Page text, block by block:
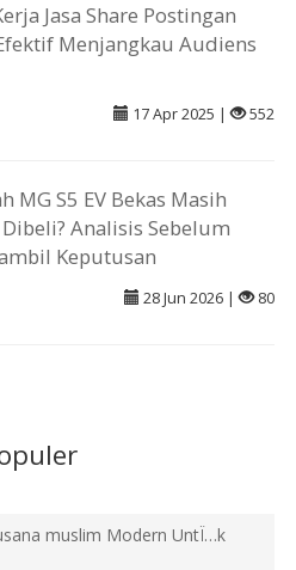
Jasa Share Postingan
Menjangkau Audiens
17 Apr 2025 | 552
MG S5 EV Bekas Masih
Dibeli? Analisis Sebelum
Keputusan
28 Jun 2026 | 80
muslim Modern UntÏ…k